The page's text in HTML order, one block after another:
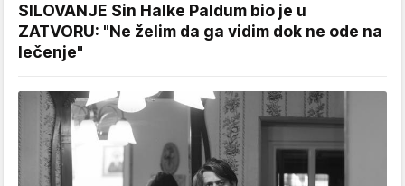
SILOVANJE Sin Halke Paldum bio je u
ZATVORU: "Ne želim da ga vidim dok ne ode na
lečenje"